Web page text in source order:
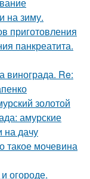
на зиму.
приготовления
панкреатита.
винограда. Re:
золотой
амурские
на дачу
такое мочевина
огороде.